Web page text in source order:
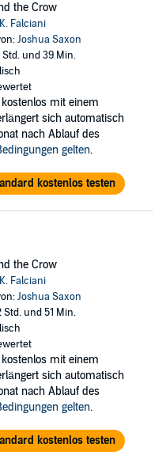
his dark eyes. While
the pair stumble upon
extraordinary
is no chance encounter. A
only the future of the three,
wizard of Brisbane,
of Gallanse. Smitten at the
his orders and finds himself
for death by a cult of magi
to the throne. With
and innate magical powers to
alive.
are torn between
vengeance upon the man
Ravens Publishing
the Crow
Falciani
Joshua Saxon
Std. und 39 Min.
mit einem
sich automatisch
nach Ablauf des
gelten.
kostenlos testen
the Crow
Falciani
Joshua Saxon
Std. und 51 Min.
mit einem
sich automatisch
nach Ablauf des
gelten.
kostenlos testen